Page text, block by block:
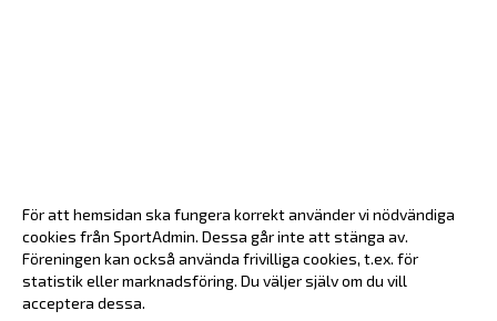
För att hemsidan ska fungera korrekt använder vi nödvändiga
cookies från SportAdmin. Dessa går inte att stänga av.
Föreningen kan också använda frivilliga cookies, t.ex. för
statistik eller marknadsföring. Du väljer själv om du vill
acceptera dessa.